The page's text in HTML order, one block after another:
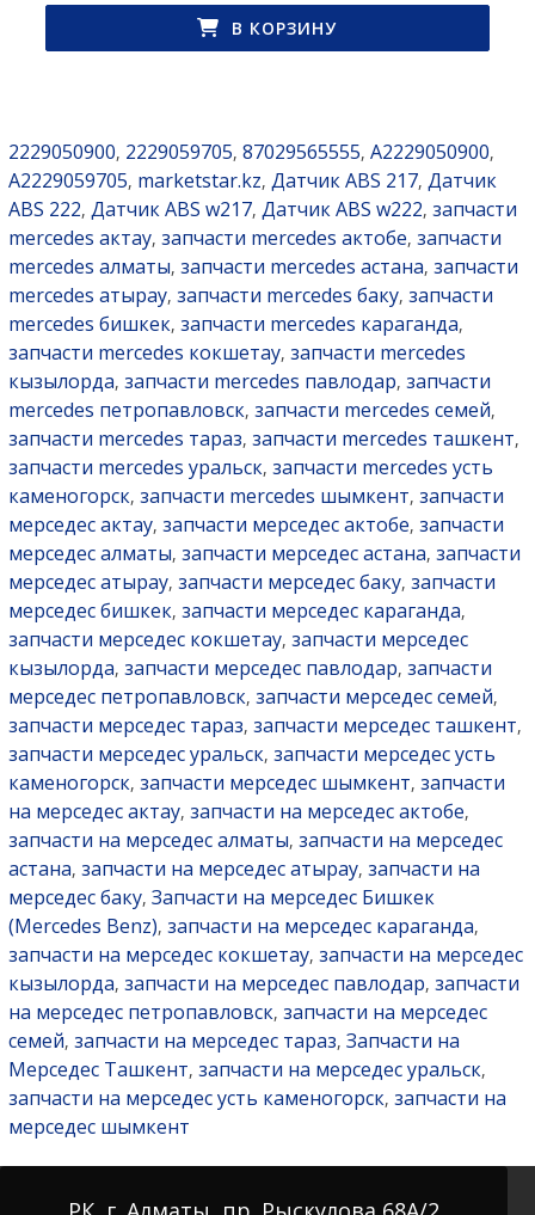
В КОРЗИНУ
2229050900, 2229059705, 87029565555, A2229050900,
A2229059705, marketstar.kz, Датчик ABS 217, Датчик
ABS 222, Датчик ABS w217, Датчик ABS w222, запчасти
mercedes актау, запчасти mercedes актобе, запчасти
mercedes алматы, запчасти mercedes астана, запчасти
mercedes атырау, запчасти mercedes баку, запчасти
mercedes бишкек, запчасти mercedes караганда,
запчасти mercedes кокшетау, запчасти mercedes
кызылорда, запчасти mercedes павлодар, запчасти
mercedes петропавловск, запчасти mercedes семей,
запчасти mercedes тараз, запчасти mercedes ташкент,
запчасти mercedes уральск, запчасти mercedes усть
каменогорск, запчасти mercedes шымкент, запчасти
мерседес актау, запчасти мерседес актобе, запчасти
мерседес алматы, запчасти мерседес астана, запчасти
мерседес атырау, запчасти мерседес баку, запчасти
мерседес бишкек, запчасти мерседес караганда,
запчасти мерседес кокшетау, запчасти мерседес
кызылорда, запчасти мерседес павлодар, запчасти
мерседес петропавловск, запчасти мерседес семей,
запчасти мерседес тараз, запчасти мерседес ташкент,
запчасти мерседес уральск, запчасти мерседес усть
каменогорск, запчасти мерседес шымкент, запчасти
на мерседес актау, запчасти на мерседес актобе,
запчасти на мерседес алматы, запчасти на мерседес
астана, запчасти на мерседес атырау, запчасти на
мерседес баку, Запчасти на мерседес Бишкек
(Mercedes Benz), запчасти на мерседес караганда,
запчасти на мерседес кокшетау, запчасти на мерседес
кызылорда, запчасти на мерседес павлодар, запчасти
на мерседес петропавловск, запчасти на мерседес
семей, запчасти на мерседес тараз, Запчасти на
Мерседес Ташкент, запчасти на мерседес уральск,
запчасти на мерседес усть каменогорск, запчасти на
мерседес шымкент